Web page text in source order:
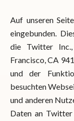
Auf unseren
eingebunden.
die Twitter
Francisco, CA
und der
besuchten
und anderen
Daten an Twitter